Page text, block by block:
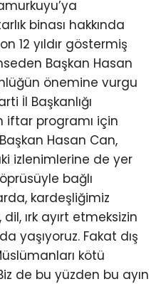
binası hakkında
12 yıldır göstermiş
Başkan Hasan
önemine vurgu
İl Başkanlığı
iftar programı için
Hasan Can,
izlenimlerine de yer
bağlı
kardeşliğimiz
ırk ayırt etmeksizin
yaşıyoruz. Fakat dış
kötü
de bu yüzden bu ayın